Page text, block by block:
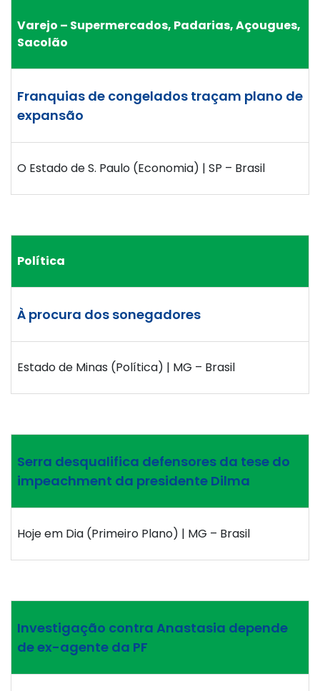
Varejo – Supermercados, Padarias, Açougues,
Sacolão
Franquias de congelados traçam plano de
expansão
O Estado de S. Paulo (Economia) | SP – Brasil
Política
À procura dos sonegadores
Estado de Minas (Política) | MG – Brasil
Serra desqualifica defensores da tese do
impeachment da presidente Dilma
Hoje em Dia (Primeiro Plano) | MG – Brasil
Investigação contra Anastasia depende
de ex-agente da PF